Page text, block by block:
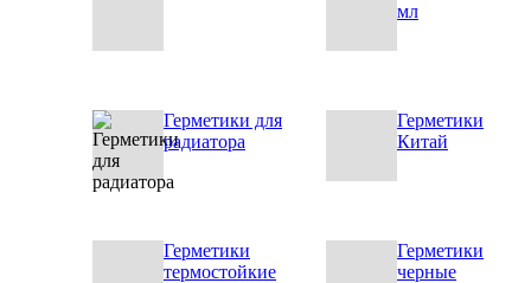
мл
Герметики для
радиатора
Герметики
Китай
Герметики
термостойкие
Герметики
черные